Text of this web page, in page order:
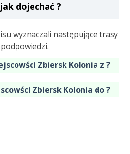
dojechać ?
wyznaczali następujące trasy
Zbiersk Kolonia z ?
Zbiersk Kolonia do ?